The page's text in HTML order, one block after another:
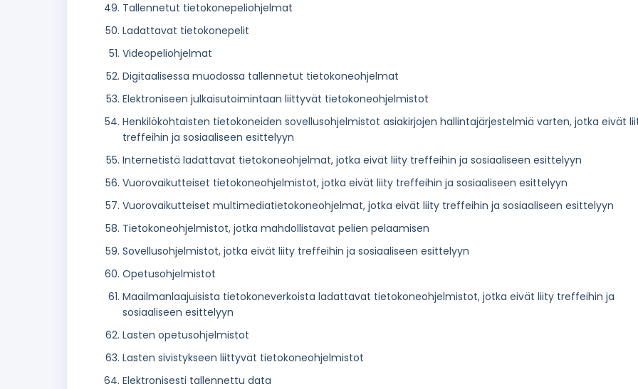
Tallennetut tietokonepeliohjelmat
Ladattavat tietokonepelit
Videopeliohjelmat
Digitaalisessa muodossa tallennetut tietokoneohjelmat
Elektroniseen julkaisutoimintaan liittyvät tietokoneohjelmistot
Henkilökohtaisten tietokoneiden sovellusohjelmistot asiakirjojen hallintajärjestelmiä varten, jotka eivät
treffeihin ja sosiaaliseen esittelyyn
Internetistä ladattavat tietokoneohjelmat, jotka eivät liity treffeihin ja sosiaaliseen esittelyyn
Vuorovaikutteiset tietokoneohjelmistot, jotka eivät liity treffeihin ja sosiaaliseen esittelyyn
Vuorovaikutteiset multimediatietokoneohjelmat, jotka eivät liity treffeihin ja sosiaaliseen esittelyyn
Tietokoneohjelmistot, jotka mahdollistavat pelien pelaamisen
Sovellusohjelmistot, jotka eivät liity treffeihin ja sosiaaliseen esittelyyn
Opetusohjelmistot
Maailmanlaajuisista tietokoneverkoista ladattavat tietokoneohjelmistot, jotka eivät liity treffeihin ja
sosiaaliseen esittelyyn
Lasten opetusohjelmistot
Lasten sivistykseen liittyvät tietokoneohjelmistot
Elektronisesti tallennettu data